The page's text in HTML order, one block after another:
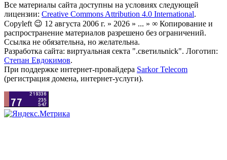
Все материалы сайта доступны на условиях следующей
лицензии: Creative Commons Attribution 4.0 International.
Copyleft 😉 12 августа 2006 г. » 2026 » ... » ∞ Копирование и
распространение материалов разрешено без ограничений.
Ссылка не обязательна, но желательна.
Разработка сайта: виртуальная секта ".светильnick". Логотип:
Степан Евдокимов.
При поддержке интернет-провайдера Sarkor Telecom
(регистрация домена, интернет-услуги).